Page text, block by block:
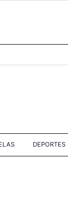
DEPORTES